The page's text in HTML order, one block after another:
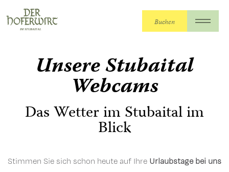
Buchen
Unsere Stubaital
Webcams
Das Wetter im Stubaital im
Blick
Stimmen Sie sich schon heute auf Ihre Urlaubstage bei uns